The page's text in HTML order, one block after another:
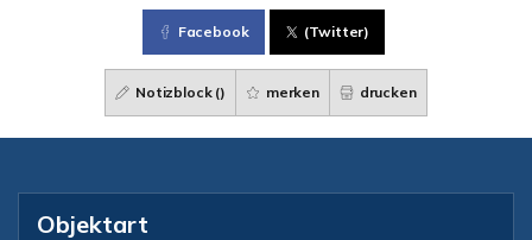
Facebook (Twitter)
Notizblock () merken drucken
Objektart